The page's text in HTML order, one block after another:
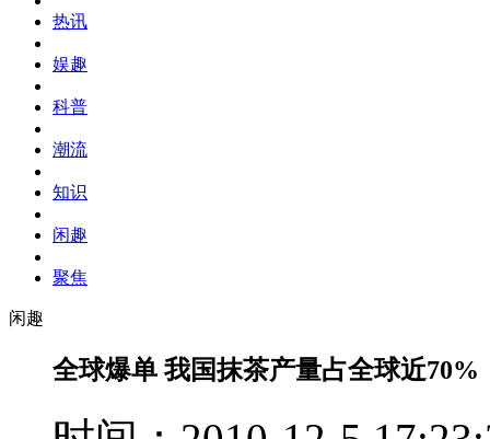
热讯
娱趣
科普
潮流
知识
闲趣
聚焦
闲趣
全球爆单 我国抹茶产量占全球近70%